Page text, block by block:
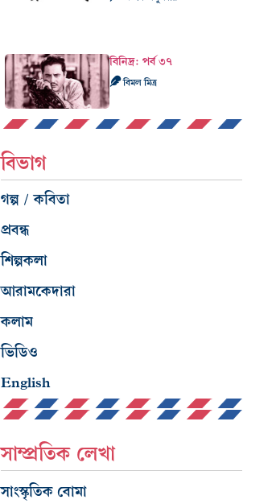
বিনিদ্র: পর্ব ৩৭
বিমল মিত্র
বিভাগ
গল্প / কবিতা
প্রবন্ধ
শিল্পকলা
আরামকেদারা
কলাম
ভিডিও
English
সাম্প্রতিক লেখা
সাংস্কৃতিক বোমা